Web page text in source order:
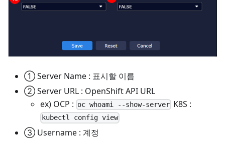
① Server Name : 표시할 이름
② Server URL : OpenShift API URL
ex) OCP : oc whoami --show-server K8S :
kubectl config view
③ Username : 계정